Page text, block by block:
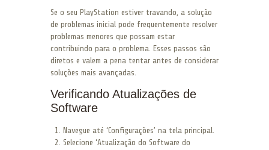
Se o seu PlayStation estiver travando, a solução
de problemas inicial pode frequentemente resolver
problemas menores que possam estar
contribuindo para o problema. Esses passos são
diretos e valem a pena tentar antes de considerar
soluções mais avançadas.
Verificando Atualizações de
Software
Navegue até ‘Configurações’ na tela principal.
Selecione ‘Atualização do Software do